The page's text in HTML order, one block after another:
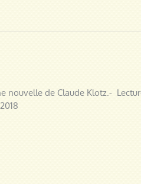
nouvelle de Claude Klotz.-